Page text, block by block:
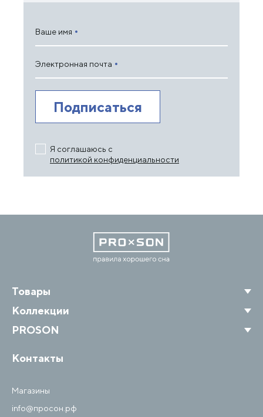
Ваше имя
Электронная почта
Я соглашаюсь с
политикой конфиденциальности
Товары
Коллекции
PROSON
Контакты
Магазины
info@просон.рф